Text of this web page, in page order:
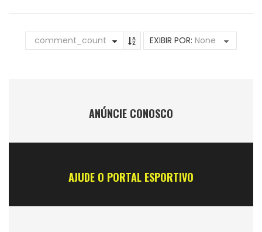
comment_count EXIBIR POR: None
ANÚNCIE CONOSCO
AJUDE O PORTAL ESPORTIVO